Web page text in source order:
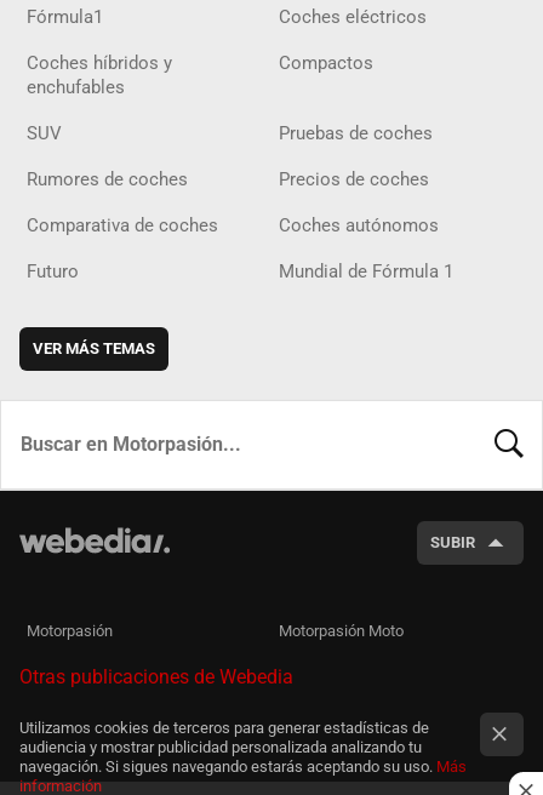
Fórmula1 Coches eléctricos
Coches híbridos y
enchufables
Compactos
SUV Pruebas de coches
Rumores de coches Precios de coches
Comparativa de coches Coches autónomos
Futuro Mundial de Fórmula 1
VER MÁS TEMAS
SUBIR
Motorpasión Motorpasión Moto
Otras publicaciones de Webedia
Utilizamos cookies de terceros para generar estadísticas de
audiencia y mostrar publicidad personalizada analizando tu
navegación. Si sigues navegando estarás aceptando su uso. Más
información